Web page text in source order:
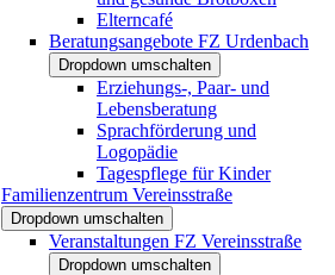
Elterncafé
Beratungsangebote FZ Urdenbach
Dropdown umschalten
Erziehungs-, Paar- und
Lebensberatung
Sprachförderung und
Logopädie
Tagespflege für Kinder
Familienzentrum Vereinsstraße
Dropdown umschalten
Veranstaltungen FZ Vereinsstraße
Dropdown umschalten